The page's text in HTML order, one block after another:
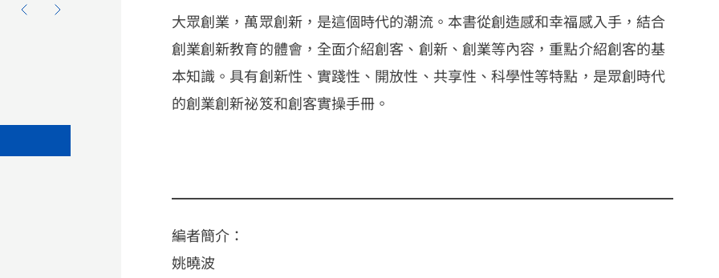
大眾創業，萬眾創新，是這個時代的潮流。本書從創造感和幸福感入手，結合
創業創新教育的體會，全面介紹創客、創新、創業等內容，重點介紹創客的基
本知識。具有創新性、實踐性、開放性、共享性、科學性等特點，是眾創時代
的創業創新祕笈和創客實操手冊。
編者簡介：
姚曉波